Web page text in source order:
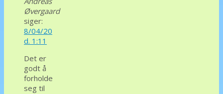
Øvergaard
siger:
8/04/20
d. 1:11
Det er
godt å
forholde
seg til